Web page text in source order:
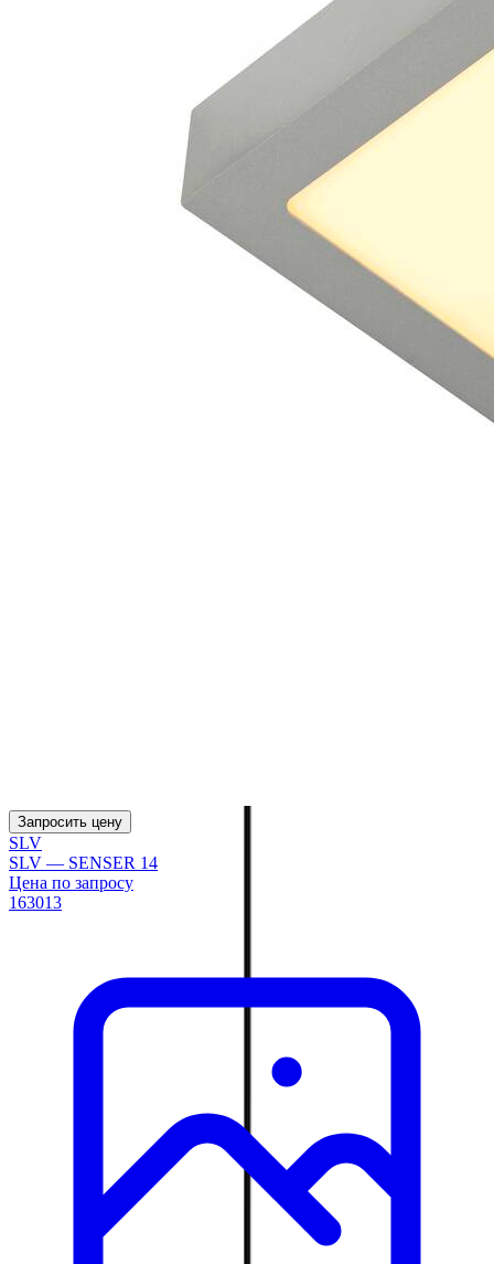
Запросить цену
SLV
SLV — SENSER 14
Цена по запросу
163013